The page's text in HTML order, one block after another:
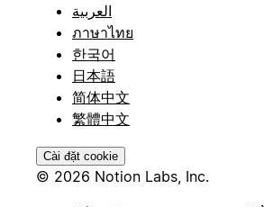
العربية
ภาษาไทย
한국어
日本語
简体中文
繁體中文
Cài đặt cookie
© 2026 Notion Labs, Inc.